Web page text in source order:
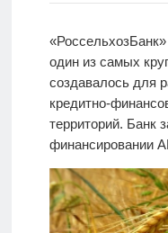
один из самых
создавалось для
кредитно-
территорий. Банк
финансировании